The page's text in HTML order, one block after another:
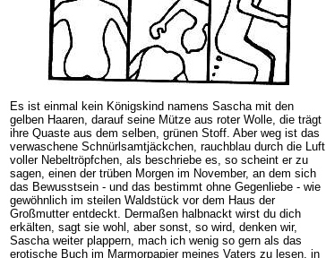
Es ist einmal kein Königskind namens Sascha mit den
gelben Haaren, darauf seine Mütze aus roter Wolle, die trägt
ihre Quaste aus dem selben, grünen Stoff. Aber weg ist das
verwaschene Schnürlsamtjäckchen, rauchblau durch die Luft
voller Nebeltröpfchen, als beschriebe es, so scheint er zu
sagen, einen der trüben Morgen im November, an dem sich
das Bewusstsein - und das bestimmt ohne Gegenliebe - wie
gewöhnlich im steilen Waldstück vor dem Haus der
Großmutter entdeckt. Dermaßen halbnackt wirst du dich
erkälten, sagt sie wohl, aber sonst, so wird, denken wir,
Sascha weiter plappern, mach ich wenig so gern als das
erotische Buch im Marmorpapier meines Vaters zu lesen, in